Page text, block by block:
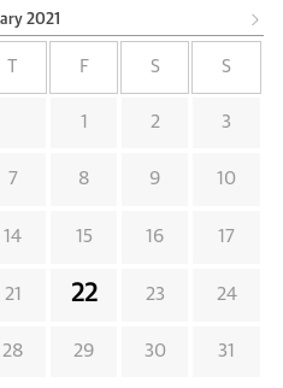
2021
F S S
1 2 3
7 8 9 10
14 15 16 17
21 22 23 24
28 29 30 31